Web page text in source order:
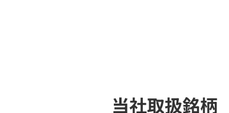
当社取扱銘柄